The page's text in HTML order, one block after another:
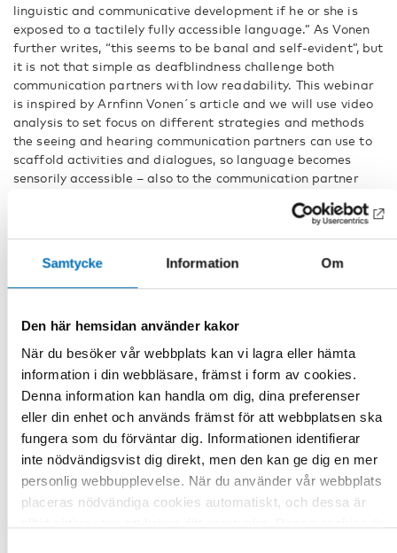
Samtycke Information Om
Den här hemsidan använder kakor
När du besöker vår webbplats kan vi lagra eller hämta
information i din webbläsare, främst i form av cookies.
Denna information kan handla om dig, dina preferenser
eller din enhet och används främst för att webbplatsen ska
fungera som du förväntar dig. Informationen identifierar
inte nödvändigsvist dig direkt, men den kan ge dig en mer
personlig webbupplevelse. När du använder vår webbplats
placeras nödvändiga cookies automatiskt, och dessa är
linguistic and communicative development if he or she is
exposed to a tactilely fully accessible language.” As Vonen
further writes, “this seems to be banal and self-evident”, but
it is not that simple as deafblindness challenge both
communication partners with low readability. This webinar
is inspired by Arnfinn Vonen´s article and we will use video
analysis to set focus on different strategies and methods
the seeing and hearing communication partners can use to
scaffold activities and dialogues, so language becomes
sensorily accessible – also to the communication partner
language use and language development, conceptualization,
The lecture is inspired by chapter 5 in the book
If you can
see it, you can support it – A book on tactile language.
Do not miss the last webinar part in
the series Tactile Language:
Tactile Language Part 5: Language development in the
tactile modality through outdoor activities
, May 19
2021
Anmälan och information